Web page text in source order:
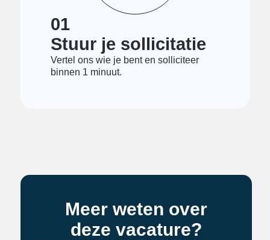
01
Stuur je sollicitatie
Vertel ons wie je bent en solliciteer
binnen 1 minuut.
Meer weten over
deze vacature?